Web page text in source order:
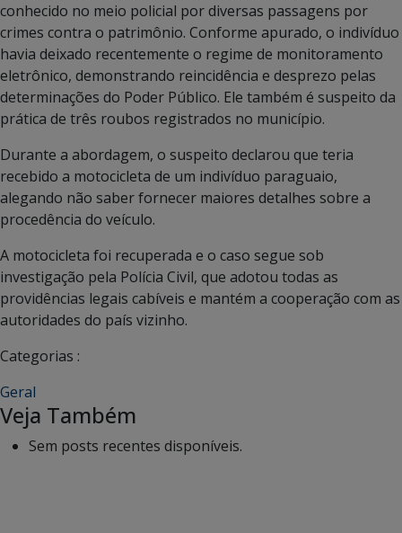
conhecido no meio policial por diversas passagens por
crimes contra o patrimônio. Conforme apurado, o indivíduo
havia deixado recentemente o regime de monitoramento
eletrônico, demonstrando reincidência e desprezo pelas
determinações do Poder Público. Ele também é suspeito da
prática de três roubos registrados no município.
Durante a abordagem, o suspeito declarou que teria
recebido a motocicleta de um indivíduo paraguaio,
alegando não saber fornecer maiores detalhes sobre a
procedência do veículo.
A motocicleta foi recuperada e o caso segue sob
investigação pela Polícia Civil, que adotou todas as
providências legais cabíveis e mantém a cooperação com as
autoridades do país vizinho.
Categorias :
Geral
Veja Também
Sem posts recentes disponíveis.